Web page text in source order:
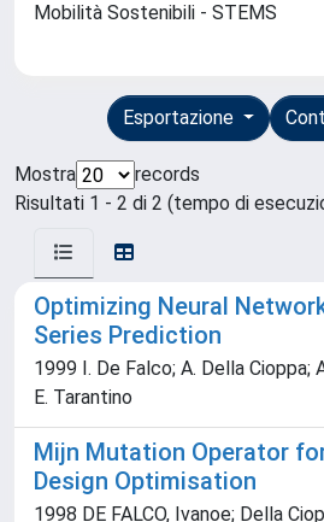
Mobilità Sostenibili - STEMS
Esportazione
Mostra
records
Risultati 1 - 2 di 2 (tempo di
Optimizing Neural
Series Prediction
1999 I. De Falco; A. Della Cioppa;
E. Tarantino
Mijn Mutation Operator
Design Optimisation
1998 DE FALCO, Ivanoe; Della